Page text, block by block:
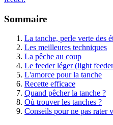
Sommaire
La tanche, perle verte des
Les meilleures techniques
La pêche au coup
Le feeder léger (light
L'amorce pour la tanche
Recette efficace
Quand pêcher la tanche ?
Où trouver les tanches ?
Conseils pour ne pas rater